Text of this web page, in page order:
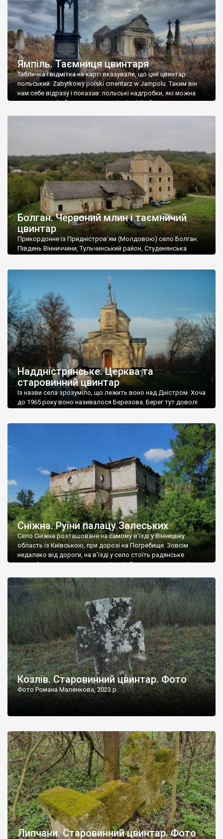
Ямпіль. Таємниця цвинтаря
Табличка і відмітка на карті вказували, що цей цвинтар
польський. Zabytkowy polski cmentarz w Jampolu. Таким він
нам себе відразу і показав: польські надгробки, які можна
віднести до фабричних, польські епітафії… Загалом цвинтар
Болган. Червоний млин і таємничий
цвинтар
Прикордонне із Придністров’ям (Молдовою) село Болган.
Південь Вінниччини, Тульчинський район, Студенянська
старовинний цвинтар із кам’яними хрестами. Всі епітафії, які
збереглися, написані кирилицею, церковнослов’янською
мовою. За всіма традиційними ознаками – цвинтар
український. Хрести датуються 19 століттям. У 1924-1940
роках Болган […]
Наддністрянське. Церква та
старовинний цвинтар
Із назви села зрозуміло, що лежить воно над Дністром. Хоча
до 1965 року воно називалося Березова. Берег тут доволі
Наддністрянське відрізняється від більшості навколишніх
сіл. У селі є мурована Михайлівська церква. Точної дати […]
Сніжна. Руїни палацу Залеських
Село Сніжна розташоване на самому в’їзді у Вінницьку
область із Київською, при дорозі на Погребище. Зовсім
недалеко від дороги, на в’їзді у село стоїть радянське
рельєфне пано, яке показує жінку і яблуню, а трохи далі, десь
не видно, але видно дві стареньких колії у траві – […]
Козлів. Старовинний цвинтар. Фото
Фото Романа Маленкова, 2023 р.
Липчани. Старовинний цвинтар. Фото